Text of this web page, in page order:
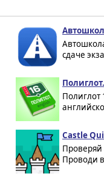
сдаче
Полиглот
Castle
Проверяй
Проводи